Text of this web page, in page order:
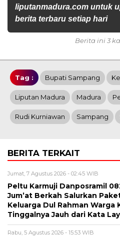
liputanmadura.com untuk
berita terbaru setiap hari
Berita ini 3
Tag : Bupati Sampang
Liputan Madura Madura
Rudi Kurniawan Sampang
BERITA TERKAIT
Jumat, 7 Agustus 2026 - 02:45 WIB
Peltu Karmuji Danposramil
Jum’at Berkah Salurkan
Keluarga Dul Rahman Warga
Tinggalnya Jauh dari Kata
Rabu, 5 Agustus 2026 - 15:53 WIB